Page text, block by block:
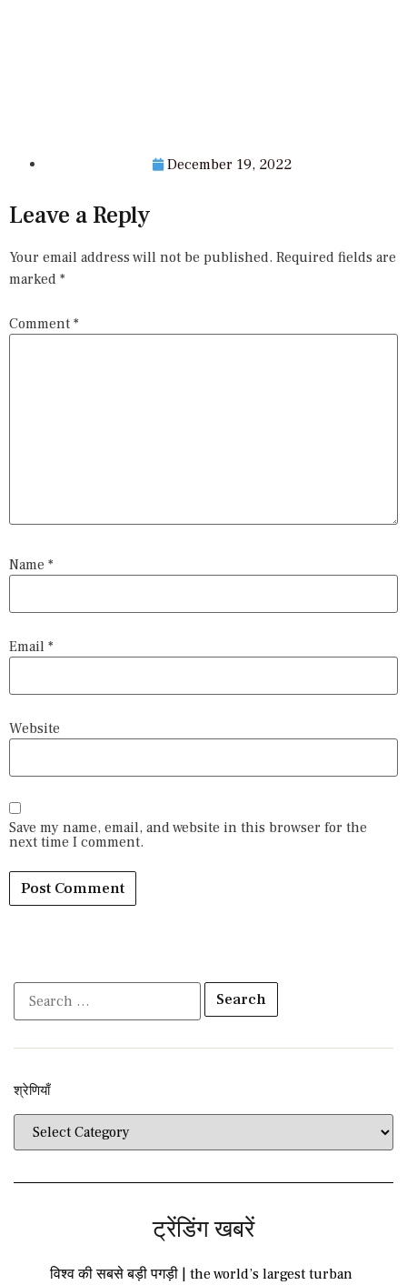
December 19, 2022
Leave a Reply
Your email address will not be published. Required fields are
marked *
Comment *
Name *
Email *
Website
Save my name, email, and website in this browser for the
next time I comment.
श्रेणियाँ​​
ट्रेंडिंग खबरें
विश्व की सबसे बड़ी पगड़ी | the world’s largest turban